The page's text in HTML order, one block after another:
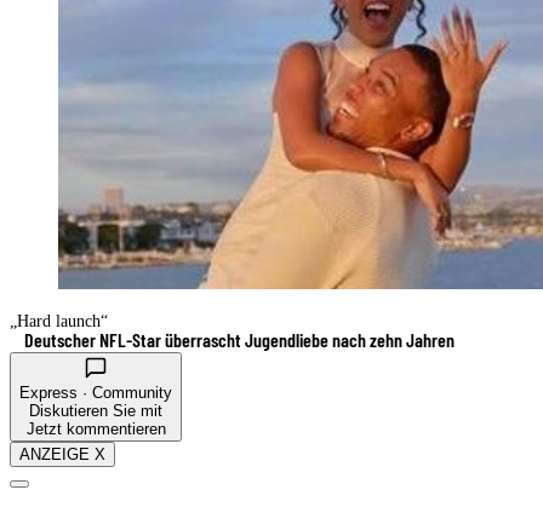
„Hard launch“
Deutscher NFL-Star überrascht Jugendliebe nach zehn Jahren
Express · Community
Diskutieren Sie mit
Jetzt kommentieren
ANZEIGE X